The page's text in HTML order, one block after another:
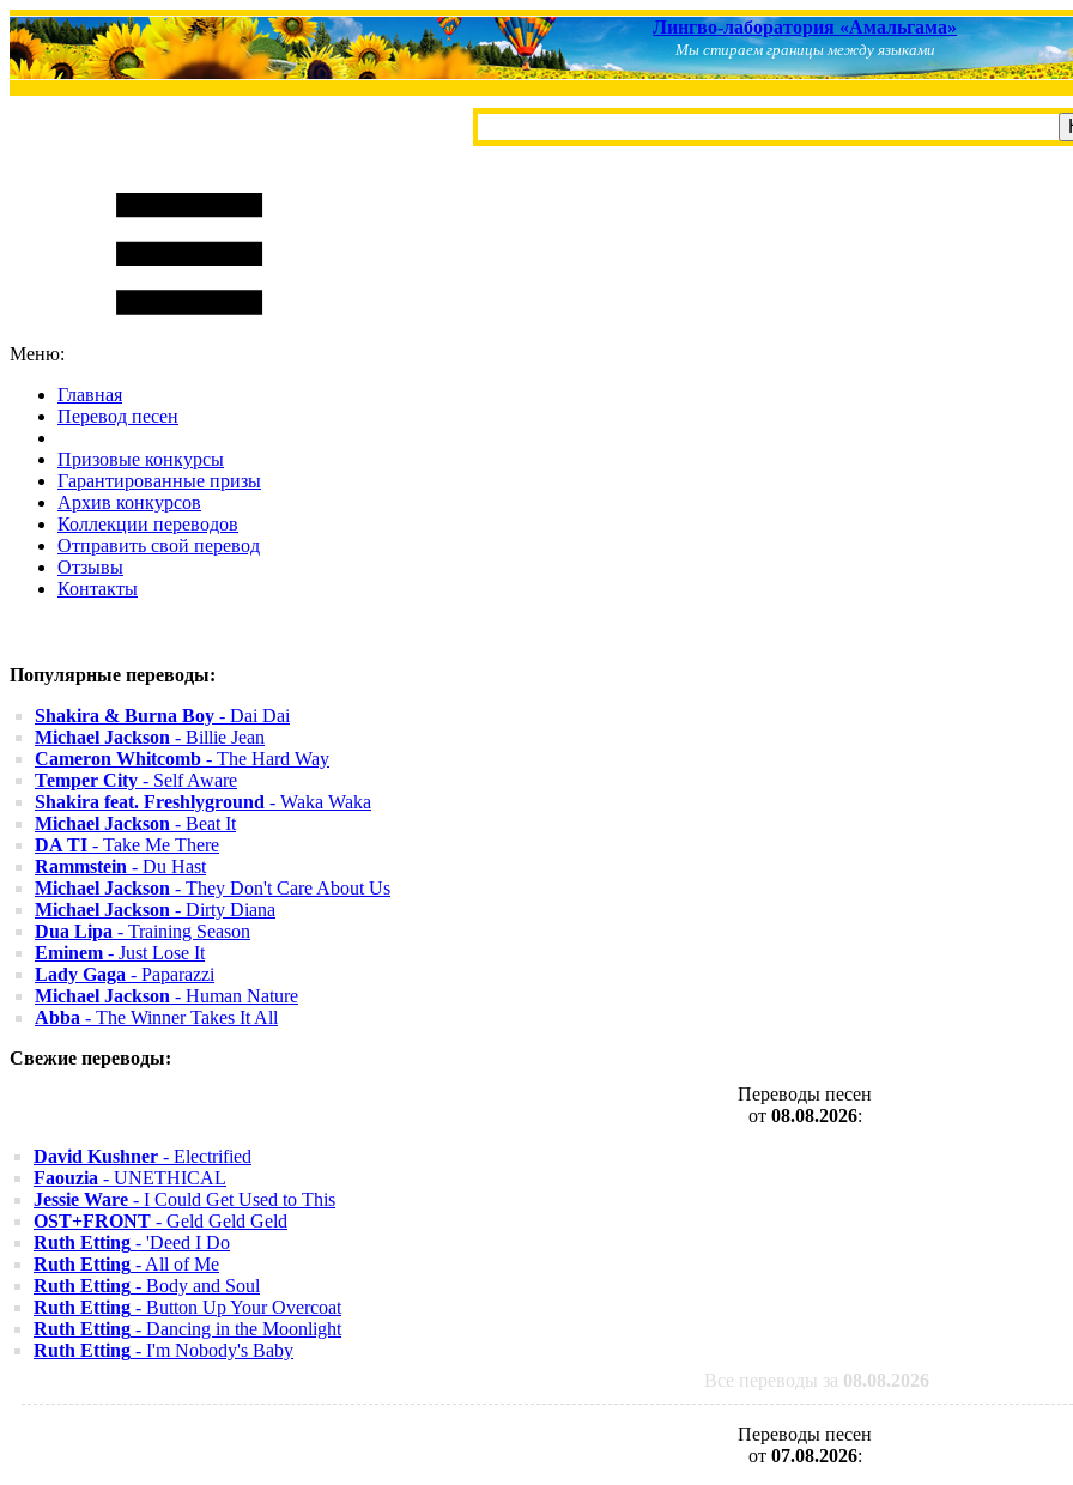
Лингво-лаборатория «Амальгама»
Мы стираем границы между языками
Меню:
Главная
Перевод песен
Призовые конкурсы
Гарантированные призы
Архив конкурсов
Коллекции переводов
Отправить свой перевод
Отзывы
Контакты
Популярные переводы:
Shakira & Burna Boy - Dai Dai
Michael Jackson - Billie Jean
Cameron Whitcomb - The Hard Way
Temper City - Self Aware
Shakira feat. Freshlyground - Waka Waka
Michael Jackson - Beat It
DA TI - Take Me There
Rammstein - Du Hast
Michael Jackson - They Don't Care About Us
Michael Jackson - Dirty Diana
Dua Lipa - Training Season
Eminem - Just Lose It
Lady Gaga - Paparazzi
Michael Jackson - Human Nature
Abba - The Winner Takes It All
Свежие переводы:
Переводы песен
от 08.08.2026:
David Kushner - Electrified
Faouzia - UNETHICAL
Jessie Ware - I Could Get Used to This
OST+FRONT - Geld Geld Geld
Ruth Etting - 'Deed I Do
Ruth Etting - All of Me
Ruth Etting - Body and Soul
Ruth Etting - Button Up Your Overcoat
Ruth Etting - Dancing in the Moonlight
Ruth Etting - I'm Nobody's Baby
Все переводы за 08.08.2026
Переводы песен
от 07.08.2026: